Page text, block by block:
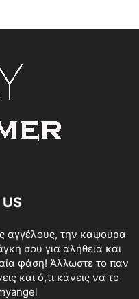
αγγέλους, την καψούρα
σου για αλήθεια και
φάση! Άλλωστε το παν
και ό,τι κάνεις να το